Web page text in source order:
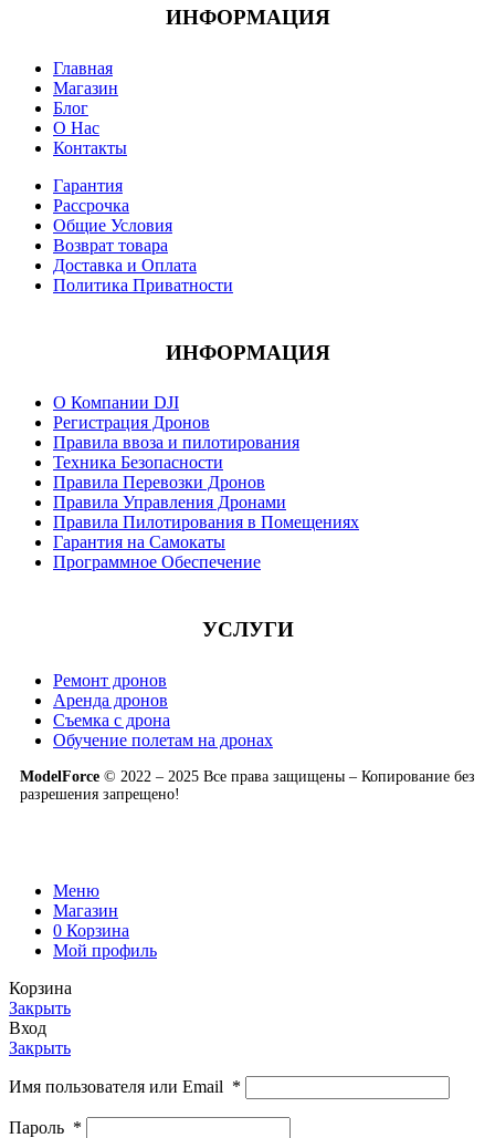
ИНФОРМАЦИЯ
Главная
Магазин
Блог
О Нас
Контакты
Гарантия
Рассрочка
Общие Условия
Возврат товара
Доставка и Оплата
Политика Приватности
ИНФОРМАЦИЯ
О Компании DJI
Регистрация Дронов
Правила ввоза и пилотирования
Техника Безопасности
Правила Перевозки Дронов
Правила Управления Дронами
Правила Пилотирования в Помещениях
Гарантия на Самокаты
Программное Обеспечение
УСЛУГИ
Ремонт дронов
Аренда дронов
Съемка с дрона
Обучение полетам на дронах
ModelForce © 2022 – 2025 Все права защищены – Копирование без
разрешения запрещено!
Меню
Магазин
0 Корзина
Мой профиль
Корзина
Закрыть
Вход
Закрыть
Имя пользователя или Email *
Пароль *